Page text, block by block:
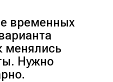
временных
менялись
Нужно